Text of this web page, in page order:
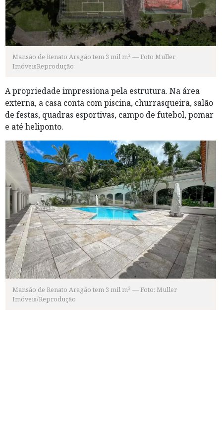
Mansão de Renato Aragão tem 3 mil m² — Foto Muller
ImóveisReprodução
A propriedade impressiona pela estrutura. Na área
externa, a casa conta com piscina, churrasqueira, salão
de festas, quadras esportivas, campo de futebol, pomar
e até heliponto.
Mansão de Renato Aragão tem 3 mil m² — Foto: Muller
Imóveis/Reprodução